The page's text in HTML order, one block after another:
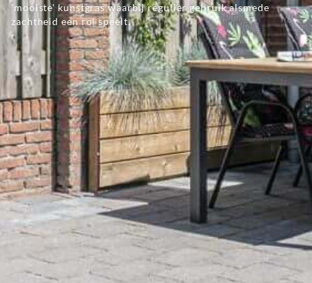
'mooiste' kunstgras waarbij regulier gebruik alsmede
zachtheid een rol speelt.